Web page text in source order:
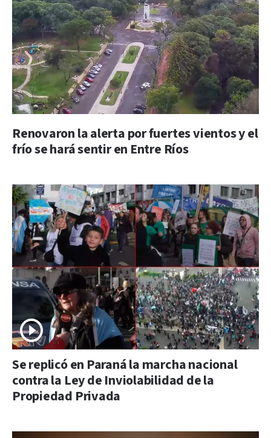
Renovaron la alerta por fuertes vientos y el
frío se hará sentir en Entre Ríos
Se replicó en Paraná la marcha nacional
contra la Ley de Inviolabilidad de la
Propiedad Privada